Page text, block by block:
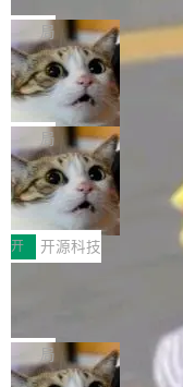
库之一。你的操作系统
施软件，很可能都在用
的人一直在用业余...
i> <li>现在，助手可以直接使用 Exa 的网络搜索
结果回答问题，而无需
（<a href="https://
bug.cgi?id=204...
的 npm 包。项目的核
ent 计算。真正适合的
工程师在这件事上没什
orkers 跑了十年
nce 的话说：「我们一
码，而 AI Agent 不需
late。」 容器为什么不
和销毁都太重了。一个
只需要几毫秒的 CPU
就绪要花数秒。如果未
局
OpenAI 公开邮件和聊
诉讼，称“Apple is
g”
上个月，苹果一纸诉状
控其挖角苹果前员工并
状把 OpenAI 描述成一
人、套取机密信息的对
函，也没选择庭外沉默
文，标题只有六个字：
ng。 然后，它把邮件
录全贴了出来。 他发
iel Gross 来自 Weil 律
给 OpenAI 总法律顾问
件，附了一封长信，要
局
HUAWEI MatePad
ddy鸿蒙PC版，说话
搭子
全能AI工作台
I MatePad Edge应用市
用，与鸿蒙电脑上的体
这是目前市面上唯一支
C版的产品，搭载“人
你的，AI写AI的，同屏
AI帮你干活，现在开启
开 开源科技
FFmpeg 9.0 发布：
全球知名开源多媒体框
布了 9.0 版本。这个版
处理能力和硬件加速支
局